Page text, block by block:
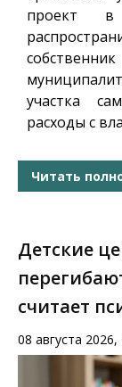
проект в
участка
расходы с
Читать
Детские
считает
08 августа 2026,